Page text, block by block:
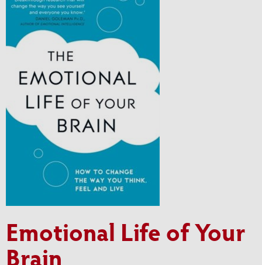
Emotional Life of Your
Brain